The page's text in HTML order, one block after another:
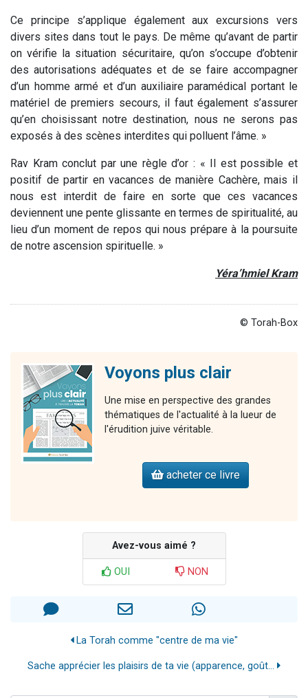
Ce principe s’applique également aux excursions vers
divers sites dans tout le pays. De même qu’avant de partir
on vérifie la situation sécuritaire, qu’on s’occupe d’obtenir
des autorisations adéquates et de se faire accompagner
d’un homme armé et d’un auxiliaire paramédical portant le
matériel de premiers secours, il faut également s’assurer
qu’en choisissant notre destination, nous ne serons pas
exposés à des scènes interdites qui polluent l’âme. »
Rav Kram conclut par une règle d’or : « Il est possible et
positif de partir en vacances de manière Cachère, mais il
nous est interdit de faire en sorte que ces vacances
deviennent une pente glissante en termes de spiritualité, au
lieu d’un moment de repos qui nous prépare à la poursuite
de notre ascension spirituelle. »
Yéra’hmiel Kram
© Torah-Box
Voyons plus clair
Une mise en perspective des grandes
thématiques de l'actualité à la lueur de
l'érudition juive véritable.
acheter ce livre
Avez-vous aimé ?
OUI NON
La Torah comme "centre de ma vie"
Sache apprécier les plaisirs de ta vie (apparence, goût...